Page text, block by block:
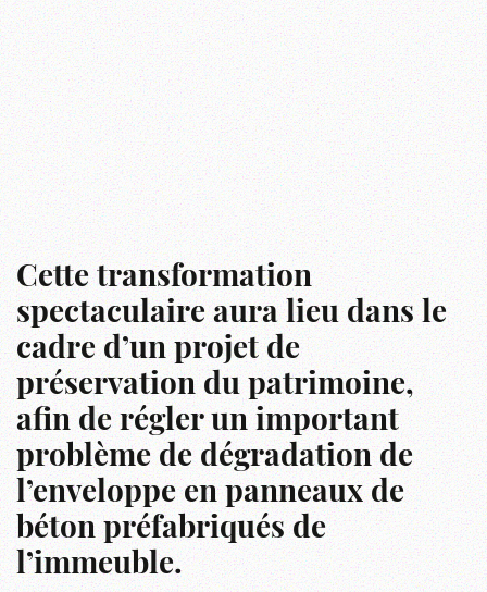
Cette transformation
spectaculaire aura lieu dans le
cadre d’un projet de
préservation du patrimoine,
afin de régler un important
problème de dégradation de
l’enveloppe en panneaux de
béton préfabriqués de
l’immeuble.